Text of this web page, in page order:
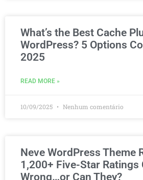
What’s the Best Cache
WordPress? 5 Options
2025
READ MORE »
10/09/2025 Nenhum comentário
Neve WordPress Theme
1,200+ Five-Star Ratings
Wrong…or Can They?